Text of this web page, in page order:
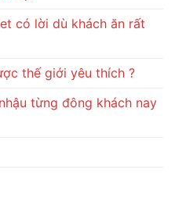
có lời dù khách ăn rất
thế giới yêu thích ?
từng đông khách nay